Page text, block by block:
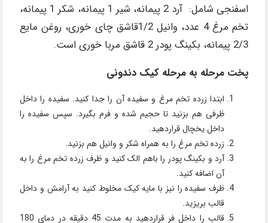
اسفنجی شامل: آرد 2 پیمانه، شیر 1 پیمانه، شکر 1 پیمانه،
تخم مرغ 4 عدد، وانیل 1/2قاشق چای خوری، روغن مایع
2/3 پیمانه، بکینگ پودر 2 قاشق مربا خوری است.
پخت مرحله به مرحله کیک دندونی
ابتدا زرده تخم مرغ و سفیده آن را جدا کنید. سفیده را داخل
ظرفی هم بزنید تا حجیم شده و فرم بگیرد. سپس سفیده را
داخل یخچال قراردهید.
زرده تخم مرغ را به همراه شکر و وانیل هم بزنید.
آرد و بکینگ پودر را باهم الک کنید و ظرف زرده تخم مرغ را به
آن اضافه کنید.
ظرف سفیده را نیز با مایه کیک مخلوط کنید به آرامش و داخل
قالب بریزید.
قالب را داخل فر قراردهید به مدت 45 دقیقه در دمای 180